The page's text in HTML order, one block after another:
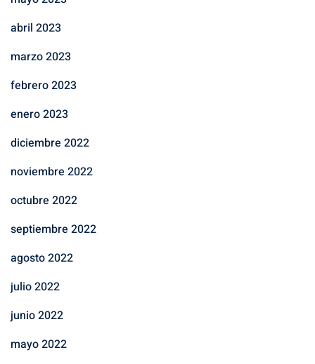
abril 2023
marzo 2023
febrero 2023
enero 2023
diciembre 2022
noviembre 2022
octubre 2022
septiembre 2022
agosto 2022
julio 2022
junio 2022
mayo 2022